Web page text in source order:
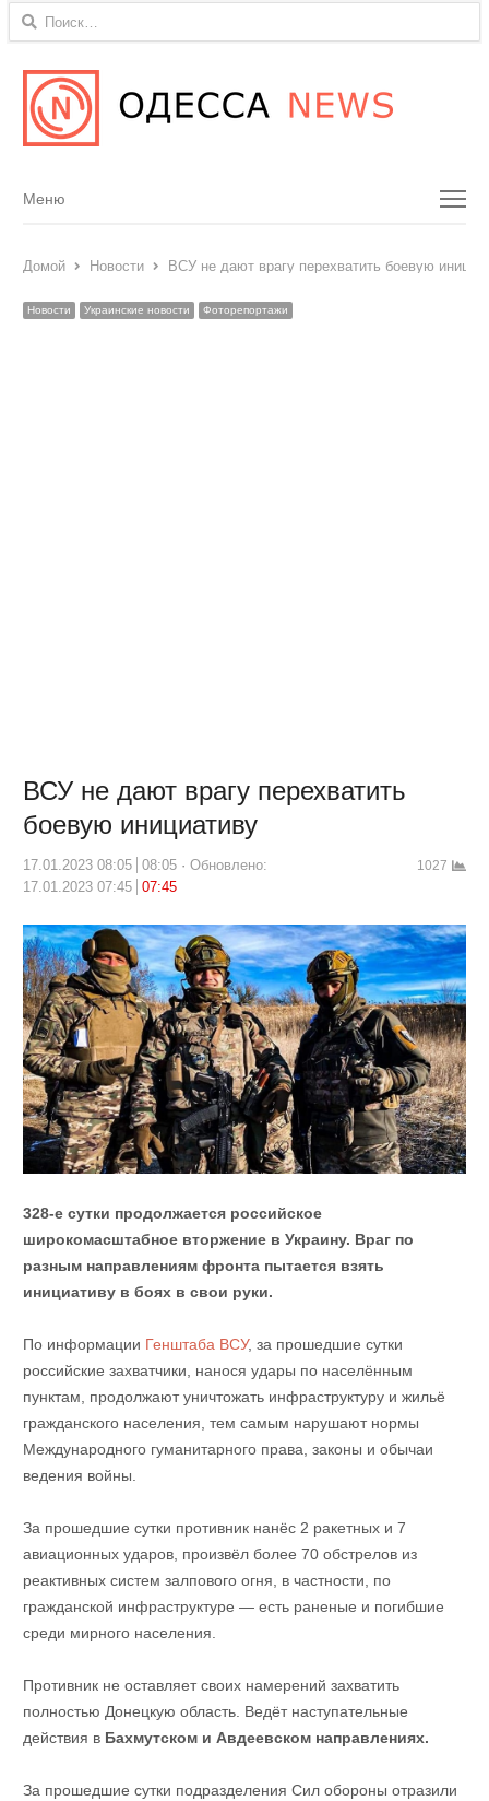
Найти:
Menu
Меню
Домой Новости ВСУ не дают врагу перехватить боевую
Новости Украинские новости Фоторепортажи
ВСУ не дают врагу перехватить
боевую инициативу
17.01.2023 08:05 08:05
Обновлено:
17.01.2023 07:45
07:45
1027
328-е сутки продолжается российское
широкомасштабное вторжение в Украину. Враг по
разным направлениям фронта пытается взять
инициативу в боях в свои руки.
По информации Генштаба ВСУ, за прошедшие сутки
российские захватчики, нанося удары по населённым
пунктам, продолжают уничтожать инфраструктуру и жильё
гражданского населения, тем самым нарушают нормы
Международного гуманитарного права, законы и обычаи
ведения войны.
За прошедшие сутки противник нанёс 2 ракетных и 7
авиационных ударов, произвёл более 70 обстрелов из
реактивных систем залпового огня, в частности, по
гражданской инфраструктуре — есть раненые и погибшие
среди мирного населения.
Противник не оставляет своих намерений захватить
полностью Донецкую область. Ведёт наступательные
действия в Бахмутском и Авдеевском направлениях.
За прошедшие сутки подразделения Сил обороны отразили